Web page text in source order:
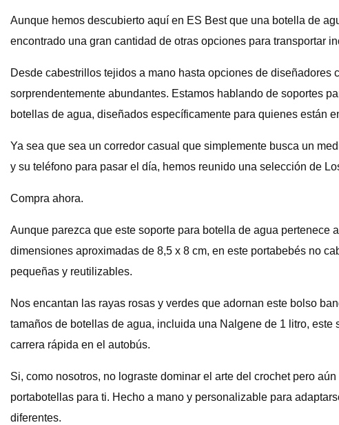
Aunque hemos descubierto aquí en ES Best que una botella de
encontrado una gran cantidad de otras opciones para transportar
Desde cabestrillos tejidos a mano hasta opciones de
sorprendentemente abundantes. Estamos hablando de soportes
botellas de agua, diseñados específicamente para quienes están
Ya sea que sea un corredor casual que simplemente busca un
y su teléfono para pasar el día, hemos reunido una selección de
Compra ahora.
Aunque parezca que este soporte para botella de agua
dimensiones aproximadas de 8,5 x 8 cm, en este portabebés no
pequeñas y reutilizables.
Nos encantan las rayas rosas y verdes que adornan este bolso
tamaños de botellas de agua, incluida una Nalgene de 1 litro,
carrera rápida en el autobús.
Si, como nosotros, no lograste dominar el arte del crochet pero
portabotellas para ti. Hecho a mano y personalizable para
diferentes.